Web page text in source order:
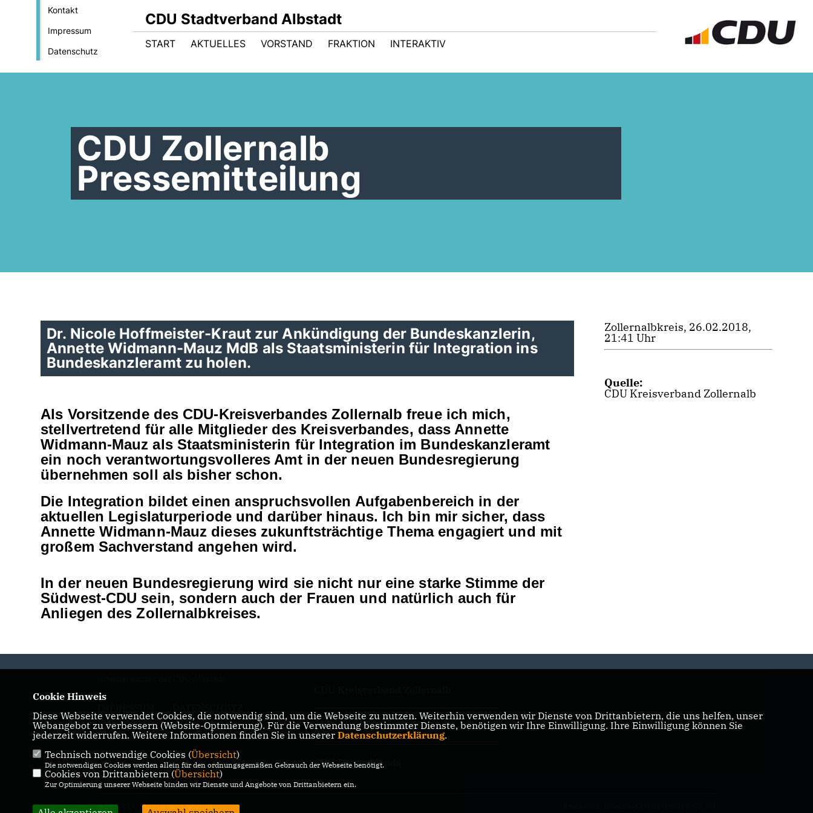
Kontakt
Impressum
Datenschutz
CDU Stadtverband Albstadt
START AKTUELLES VORSTAND FRAKTION INTERAKTIV
CDU Zollernalb
Pressemitteilung
Dr. Nicole Hoffmeister-Kraut zur Ankündigung der Bundeskanzlerin,
Annette Widmann-Mauz MdB als Staatsministerin für Integration ins
Bundeskanzleramt zu holen.
Als Vorsitzende des CDU-Kreisverbandes Zollernalb freue ich mich,
stellvertretend für alle Mitglieder des Kreisverbandes, dass Annette
Widmann-Mauz als Staatsministerin für Integration im Bundeskanzleramt
ein noch verantwortungsvolleres Amt in der neuen Bundesregierung
übernehmen soll als bisher schon.
Die Integration bildet einen anspruchsvollen Aufgabenbereich in der
aktuellen Legislaturperiode und darüber hinaus. Ich bin mir sicher, dass
Annette Widmann-Mauz dieses zukunftsträchtige Thema engagiert und mit
großem Sachverstand angehen wird.
In der neuen Bundesregierung wird sie nicht nur eine starke Stimme der
Südwest-CDU sein, sondern auch der Frauen und natürlich auch für
Anliegen des Zollernalbkreises.
Zollernalbkreis, 26.02.2018,
21:41 Uhr
Quelle:
CDU Kreisverband Zollernalb
KONTAKT
CDU Baden-Württemberg
CDU Deutschlands
@2026 CDU Stadtverband Albstadt
Cookie Hinweis
Diese Webseite verwendet Cookies, die notwendig sind, um die Webseite zu nutzen. Weiterhin verwenden wir Dienste von Drittanbietern, die uns helfen, unser
Webangebot zu verbessern (Website-Optmierung). Für die Verwendung bestimmter Dienste, benötigen wir Ihre Einwilligung. Ihre Einwilligung können Sie
jederzeit widerrufen. Weitere Informationen finden Sie in unserer Datenschutzerklärung.
Technisch notwendige Cookies (Übersicht)
Die notwendigen Cookies werden allein für den ordnungsgemäßen Gebrauch der Webseite benötigt.
Cookies von Drittanbietern (Übersicht)
Zur Optimierung unserer Webseite binden wir Dienste und Angebote von Drittanbietern ein.